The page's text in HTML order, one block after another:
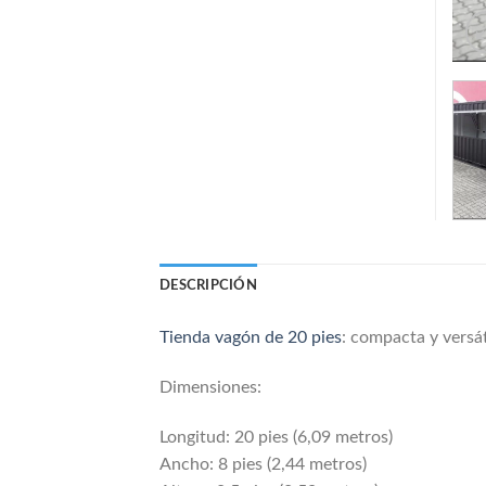
DESCRIPCIÓN
Tienda vagón de 20 pies: compacta y
Dimensiones:
Longitud: 20 pies (6,09 metros)
Ancho: 8 pies (2,44 metros)